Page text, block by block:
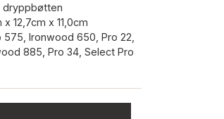
dryppbøtten
12,7cm x 11,0cm
Ironwood 650, Pro 22,
885, Pro 34, Select Pro